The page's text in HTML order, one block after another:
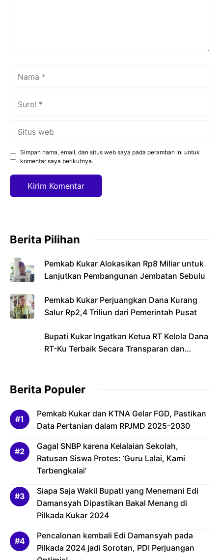
Simpan nama, email, dan situs web saya pada peramban ini untuk
komentar saya berikutnya.
Berita Pilihan
Pemkab Kukar Alokasikan Rp8 Miliar untuk
Lanjutkan Pembangunan Jembatan Sebulu
Pemkab Kukar Perjuangkan Dana Kurang
Salur Rp2,4 Triliun dari Pemerintah Pusat
Bupati Kukar Ingatkan Ketua RT Kelola Dana
RT-Ku Terbaik Secara Transparan dan
Berita Populer
Pemkab Kukar dan KTNA Gelar FGD, Pastikan
Data Pertanian dalam RPJMD 2025-2030
Gagal SNBP karena Kelalaian Sekolah,
Ratusan Siswa Protes: ‘Guru Lalai, Kami
Terbengkalai’
Siapa Saja Wakil Bupati yang Menemani Edi
Damansyah Dipastikan Bakal Menang di
Pilkada Kukar 2024
Pencalonan kembali Edi Damansyah pada
Pilkada 2024 jadi Sorotan, PDI Perjuangan